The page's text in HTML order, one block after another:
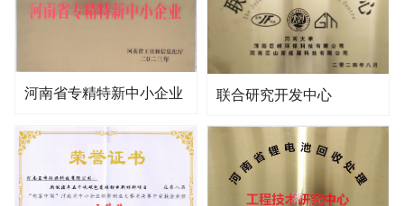
河南省专精特新中小企业 联合研究开发中心